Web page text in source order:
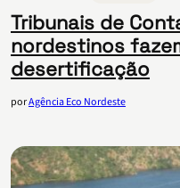
Tribunais de
nordestinos
desertificação
porAgência Eco Nordeste